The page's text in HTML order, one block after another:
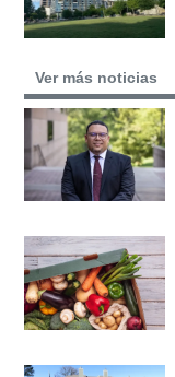
Ver más noticias